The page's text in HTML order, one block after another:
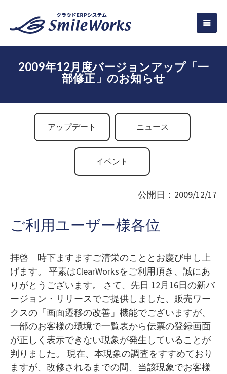
2009年12月度バージョンアップ「一
部修正」のお知らせ
アップデート ニュース
イベント
公開日：2009/12/17
ご利用ユーザー様各位
拝啓 時下ますますご清栄のこととお慶び申し上
げます。 平素はClearWorksをご利用頂き、誠にあ
りがとうございます。 さて、先日 12月16日の新バ
ージョン・リリースでご提供しました、販売ワー
クスの「画面遷移の改善」機能でございますが、
一部のお客様の環境で一覧表から伝票の登録画面
が正しく表示できない現象が発生していることが
判りました。 現在、本現象の調査をすすめており
ますが、改修されるまでの間、当該現象でお客様